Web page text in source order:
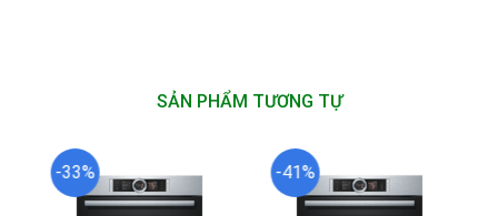
SẢN PHẨM TƯƠNG TỰ
-33% -41%